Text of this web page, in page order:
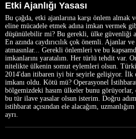
Etki Ajanlığı Yasası
Bu çağda, etki ajanlarına karşı önlem almak
eline mücadele etmek adına imkan vermek
düşünülebilir mi? Bu gerekli, ülke güvenliği
En azında caydırıcılık çok önemli. Ajanlar
atmasınlar... Gerekli önlemleri ve bu
imkanlarını yaratalım. Her türlü tehdit var.
nitelikte ülkenin somut eylemleri olsun.
2014'dan itibaren iyi bir seyirle gelişiyor. İlk
imkanı oldu. Kötü mü? Operasyonel
bölgemizdeki hasım ülkeler bunu
bu tür ilave yasalar olsun isterim. Doğru
istihbarat açısından ele alacağım,
ayrı.